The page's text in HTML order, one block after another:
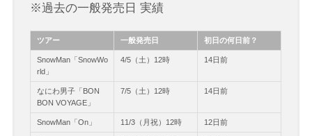
※過去の一般発売日 実績
ツアー 一般発売日 初日の何日前？
SnowMan「SnowWo
rld」
4/5（土）12時 14日前
なにわ男子「BON
BON VOYAGE」
7/5（土）12時 14日前
SnowMan「On」 11/3（月祝）12時 12日前